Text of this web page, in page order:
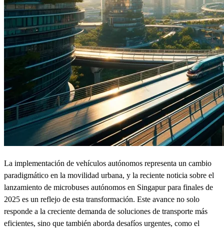
La implementación de vehículos autónomos representa un cambio
paradigmático en la movilidad urbana, y la reciente noticia sobre el
lanzamiento de microbuses autónomos en Singapur para finales de
2025 es un reflejo de esta transformación. Este avance no solo
responde a la creciente demanda de soluciones de transporte más
eficientes, sino que también aborda desafíos urgentes, como el